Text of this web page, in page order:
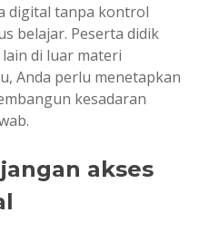
digital tanpa kontrol
belajar. Peserta didik
di luar materi
Anda perlu menetapkan
kesadaran
akses